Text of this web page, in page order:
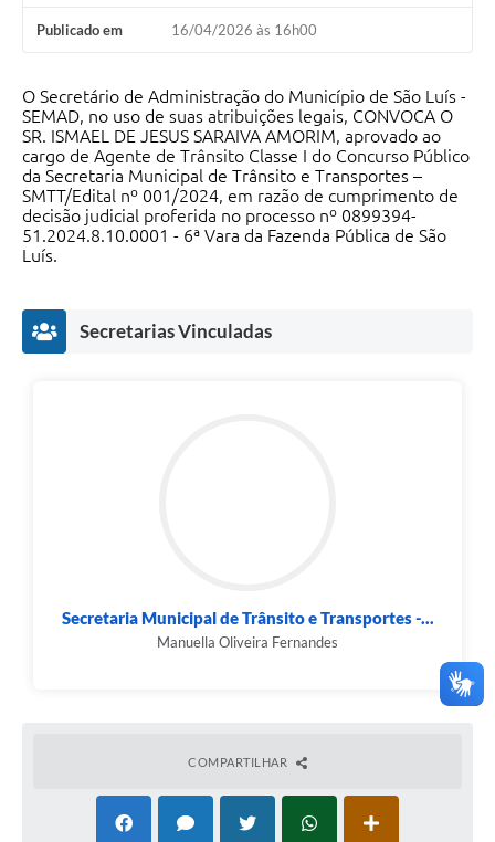
Publicado em 16/04/2026 às 16h00
O Secretário de Administração do Município de São Luís -
SEMAD, no uso de suas atribuições legais, CONVOCA O
SR. ISMAEL DE JESUS SARAIVA AMORIM, aprovado ao
cargo de Agente de Trânsito Classe I do Concurso Público
da Secretaria Municipal de Trânsito e Transportes –
SMTT/Edital nº 001/2024, em razão de cumprimento de
decisão judicial proferida no processo nº 0899394-
51.2024.8.10.0001 - 6ª Vara da Fazenda Pública de São
Luís.
Secretarias Vinculadas
Secretaria Municipal de Trânsito e Transportes -...
Manuella Oliveira Fernandes
COMPARTILHAR